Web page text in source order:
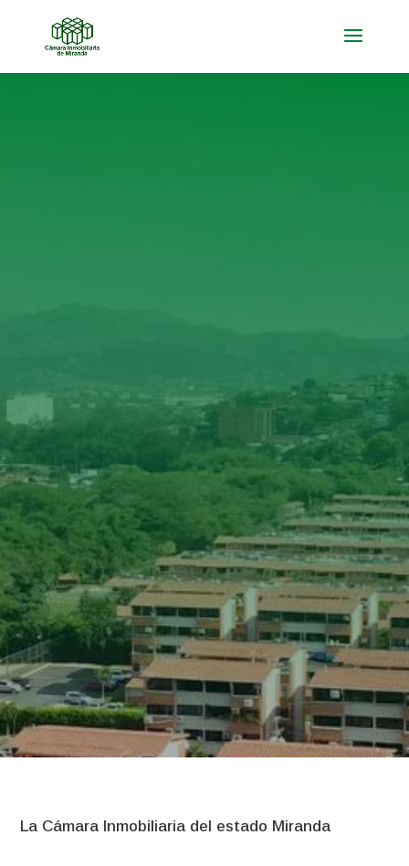

AFILIADOS CERTIFICADOS

AFILIADOS PROFESIONALES

AFÍLIESE
La Cámara Inmobiliaria del estado Miranda